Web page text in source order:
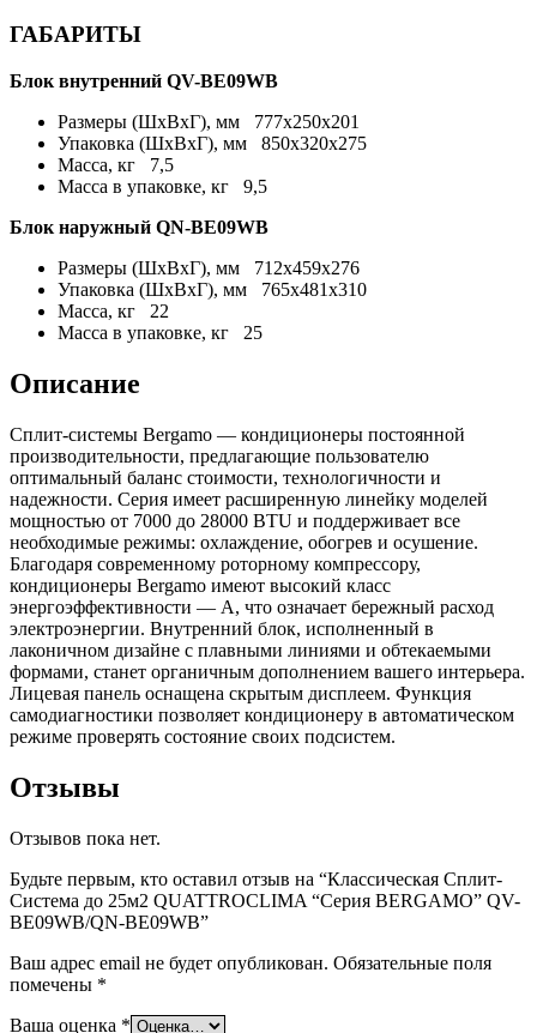
ГАБАРИТЫ
Блок внутренний QV-BE09WB
Размеры (ШхВхГ), мм 777x250x201
Упаковка (ШхВхГ), мм 850x320x275
Масса, кг 7,5
Масса в упаковке, кг 9,5
Блок наружный QN-BE09WB
Размеры (ШхВхГ), мм 712x459x276
Упаковка (ШхВхГ), мм 765x481x310
Масса, кг 22
Масса в упаковке, кг 25
Описание
Сплит-системы Bergamo — кондиционеры постоянной
производительности, предлагающие пользователю
оптимальный баланс стоимости, технологичности и
надежности. Серия имеет расширенную линейку моделей
мощностью от 7000 до 28000 BTU и поддерживает все
необходимые режимы: охлаждение, обогрев и осушение.
Благодаря современному роторному компрессору,
кондиционеры Bergamo имеют высокий класс
энергоэффективности — A, что означает бережный расход
электроэнергии. Внутренний блок, исполненный в
лаконичном дизайне с плавными линиями и обтекаемыми
формами, станет органичным дополнением вашего интерьера.
Лицевая панель оснащена скрытым дисплеем. Функция
самодиагностики позволяет кондиционеру в автоматическом
режиме проверять состояние своих подсистем.
Отзывы
Отзывов пока нет.
Будьте первым, кто оставил отзыв на “Классическая Сплит-
Система до 25м2 QUATTROCLIMA “Серия BERGAMO” QV-
BE09WB/QN-BE09WB”
Ваш адрес email не будет опубликован. Обязательные поля
помечены *
Ваша оценка *